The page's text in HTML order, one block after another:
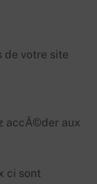
de votre site
accÃ©der aux
ci sont